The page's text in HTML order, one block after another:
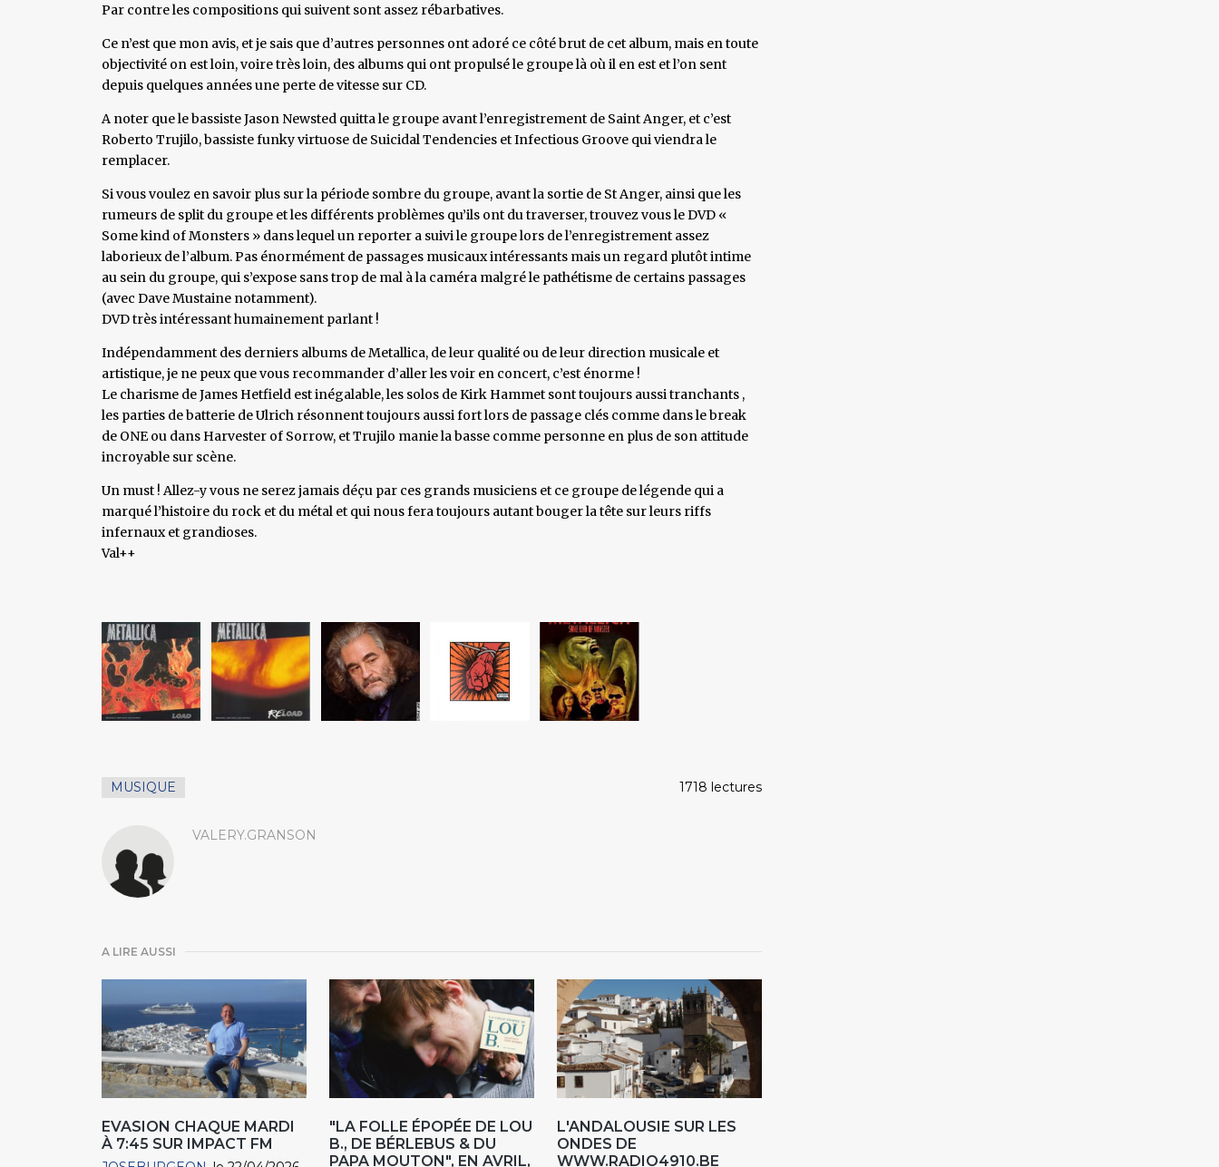
Par contre les compositions qui suivent sont assez rébarbatives.
Ce n’est que mon avis, et je sais que d’autres personnes ont adoré ce côté brut de cet album, mais en toute
objectivité on est loin, voire très loin, des albums qui ont propulsé le groupe là où il en est et l’on sent
depuis quelques années une perte de vitesse sur CD.
A noter que le bassiste Jason Newsted quitta le groupe avant l’enregistrement de Saint Anger, et c’est
Roberto Trujilo, bassiste funky virtuose de Suicidal Tendencies et Infectious Groove qui viendra le
remplacer.
Si vous voulez en savoir plus sur la période sombre du groupe, avant la sortie de St Anger, ainsi que les
rumeurs de split du groupe et les différents problèmes qu’ils ont du traverser, trouvez vous le DVD «
Some kind of Monsters » dans lequel un reporter a suivi le groupe lors de l’enregistrement assez
laborieux de l’album. Pas énormément de passages musicaux intéressants mais un regard plutôt intime
au sein du groupe, qui s’expose sans trop de mal à la caméra malgré le pathétisme de certains passages
(avec Dave Mustaine notamment).
DVD très intéressant humainement parlant !
Indépendamment des derniers albums de Metallica, de leur qualité ou de leur direction musicale et
artistique, je ne peux que vous recommander d’aller les voir en concert, c’est énorme !
Le charisme de James Hetfield est inégalable, les solos de Kirk Hammet sont toujours aussi tranchants ,
les parties de batterie de Ulrich résonnent toujours aussi fort lors de passage clés comme dans le break
de ONE ou dans Harvester of Sorrow, et Trujilo manie la basse comme personne en plus de son attitude
incroyable sur scène.
Un must ! Allez-y vous ne serez jamais déçu par ces grands musiciens et ce groupe de légende qui a
marqué l’histoire du rock et du métal et qui nous fera toujours autant bouger la tête sur leurs riffs
infernaux et grandioses.
Val++
MUSIQUE 1718 lectures
VALERY.GRANSON
A LIRE AUSSI
EVASION CHAQUE MARDI
À 7:45 SUR IMPACT FM
"LA FOLLE ÉPOPÉE DE LOU
B., DE BÉRLEBUS & DU
PAPA MOUTON", EN AVRIL,
L'ANDALOUSIE SUR LES
ONDES DE
WWW.RADIO4910.BE